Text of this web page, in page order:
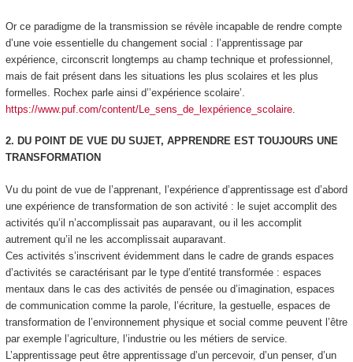
Or ce paradigme de la transmission se révèle incapable de rendre compte
d’une voie essentielle du changement social : l’apprentissage par
expérience, circonscrit longtemps au champ technique et professionnel,
mais de fait présent dans les situations les plus scolaires et les plus
formelles. Rochex parle ainsi d’’expérience scolaire’.
https://www.puf.com/content/Le_sens_de_lexpérience_scolaire.
2. DU POINT DE VUE DU SUJET, APPRENDRE EST TOUJOURS UNE
TRANSFORMATION
Vu du point de vue de l’apprenant, l’expérience d’apprentissage est d’abord
une expérience de transformation de son activité: le sujet accomplit des
activités qu’il n’accomplissait pas auparavant, ou il les accomplit
autrementqu’il ne les accomplissait auparavant.
Ces activités s’inscrivent évidemment dans le cadre de grands espaces
d’activités se caractérisant par le type d’entité transformée : espaces
mentaux dans le cas des activités de pensée ou d’imagination, espaces
de communicationcomme la parole, l’écriture, la gestuelle, espaces de
transformation de l’environnement physique et social comme peuvent l’être
par exemple l’agriculture, l’industrie ou les métiers de service.
L’apprentissage peut être apprentissage d’un percevoir, d’un penser, d’un